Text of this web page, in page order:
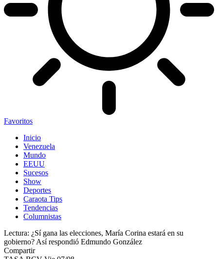
Favoritos
Inicio
Venezuela
Mundo
EEUU
Sucesos
Show
Deportes
Caraota Tips
Tendencias
Columnistas
Lectura: ¿Sí gana las elecciones, María Corina estará en su
gobierno? Así respondió Edmundo González
Compartir